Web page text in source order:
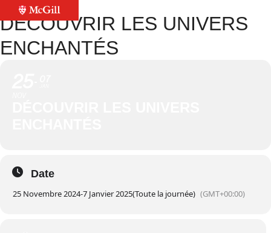
DÉCOUVRIR LES UNIVERS
ENCHANTÉS
Date
25 Novembre 2024-7 Janvier 2025(Toute la journée) (GMT+00:00)